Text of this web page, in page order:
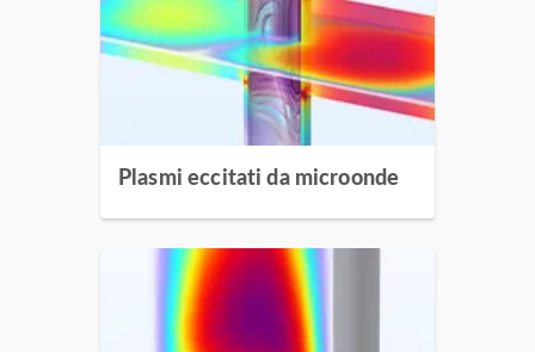
Plasmi eccitati da microonde